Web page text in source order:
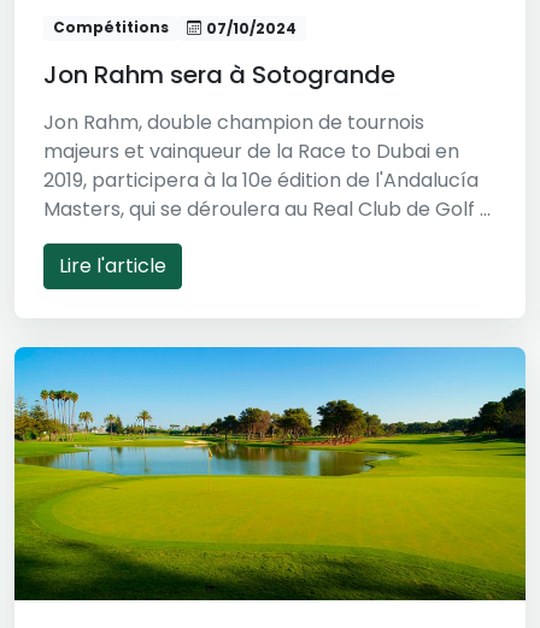
Compétitions 07/10/2024
Jon Rahm sera à Sotogrande
Jon Rahm, double champion de tournois
majeurs et vainqueur de la Race to Dubai en
2019, participera à la 10e édition de l'Andalucía
Masters, qui se déroulera au Real Club de Golf ...
Lire l'article